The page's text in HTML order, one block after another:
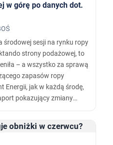
w górę po danych dot.
środowej sesji na rynku ropy
strony podażowej, to
– a wszystko za sprawą
zapasów ropy
pokazujący zmiany